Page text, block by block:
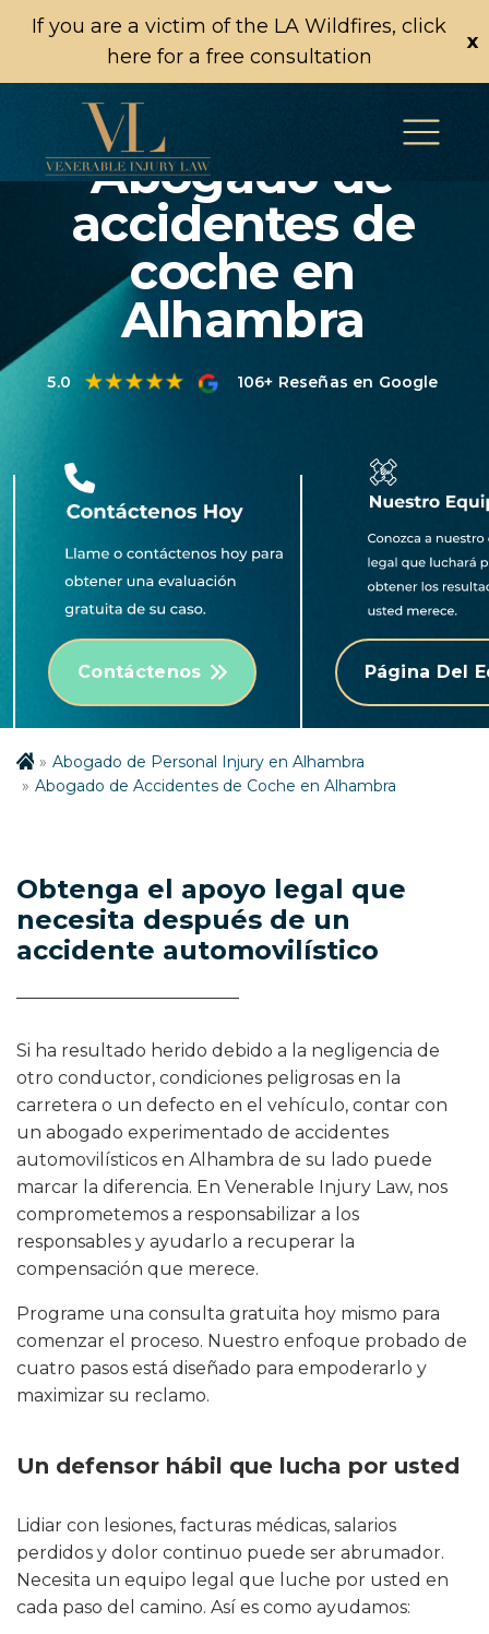
If you are a victim of the LA Wildfires, click
here for a free consultation
x
Abogado de
accidentes de
coche en
Alhambra
5.0 106+ Reseñas en Google
Contáctenos Página Del
Abogado de Personal Injury en Alhambra
Abogado de Accidentes de Coche en Alhambra
Obtenga el apoyo legal que
necesita después de un
accidente automovilístico
Si ha resultado herido debido a la negligencia de
otro conductor, condiciones peligrosas en la
carretera o un defecto en el vehículo, contar con
un abogado experimentado de accidentes
automovilísticos en Alhambra de su lado puede
marcar la diferencia. En Venerable Injury Law, nos
comprometemos a responsabilizar a los
responsables y ayudarlo a recuperar la
compensación que merece.
Programe una consulta gratuita hoy mismo para
comenzar el proceso. Nuestro enfoque probado de
cuatro pasos está diseñado para empoderarlo y
maximizar su reclamo.
Un defensor hábil que lucha por usted
Lidiar con lesiones, facturas médicas, salarios
perdidos y dolor continuo puede ser abrumador.
Necesita un equipo legal que luche por usted en
cada paso del camino. Así es como ayudamos: